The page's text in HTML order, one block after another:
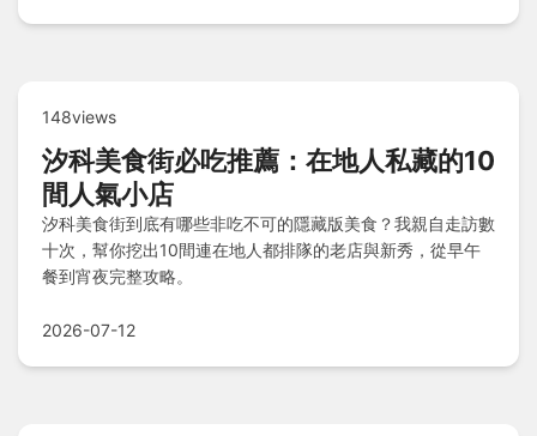
148views
汐科美食街必吃推薦：在地人私藏的10
間人氣小店
汐科美食街到底有哪些非吃不可的隱藏版美食？我親自走訪數
十次，幫你挖出10間連在地人都排隊的老店與新秀，從早午
餐到宵夜完整攻略。
2026-07-12